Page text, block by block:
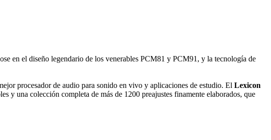
en el diseño legendario de los venerables PCM81 y PCM91, y la tecnología de
procesador de audio para sonido en vivo y aplicaciones de estudio. El Lexicon
y una colección completa de más de 1200 preajustes finamente elaborados, que